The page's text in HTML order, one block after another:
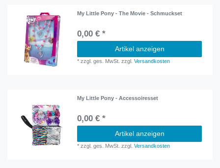
My Little Pony - The Movie - Schmuckset
0,00 € *
Artikel anzeigen
*zzgl. ges. MwSt. zzgl.Versandkosten
My Little Pony - Accessoiresset
0,00 € *
Artikel anzeigen
*zzgl. ges. MwSt. zzgl.Versandkosten